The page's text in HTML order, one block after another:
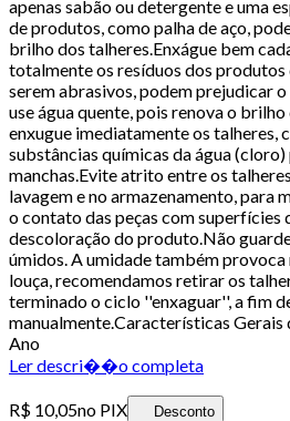
apenas sabão ou detergente e uma
de produtos, como palha de aço,
brilho dos talheres.Enxágue bem
totalmente os resíduos dos produtos
serem abrasivos, podem prejudicar
use água quente, pois renova o
enxugue imediatamente os talheres,
substâncias químicas da água
manchas.Evite atrito entre os
lavagem e no armazenamento, para
o contato das peças com superfícies
descoloração do produto.Não
úmidos. A umidade também provoca
louça, recomendamos retirar os
terminado o ciclo ''enxaguar'', a fim
manualmente.Características
Ano
Ler descri��o completa
R$ 10,05no PIX Desconto